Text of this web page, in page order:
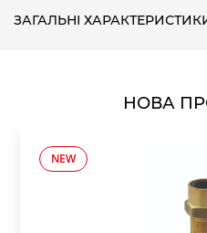
B = Фільтр з індикатором
елемента
ЗАГАЛЬНІ ХАРАКТЕРИСТИКИ
НОВА
NEW